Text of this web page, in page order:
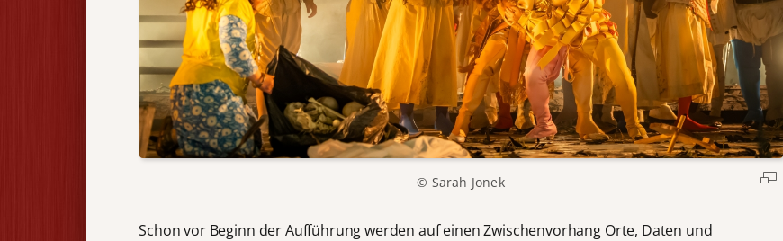
© Sarah Jonek
Schon vor Beginn der Aufführung werden auf einen Zwischenvorhang Orte, Daten und